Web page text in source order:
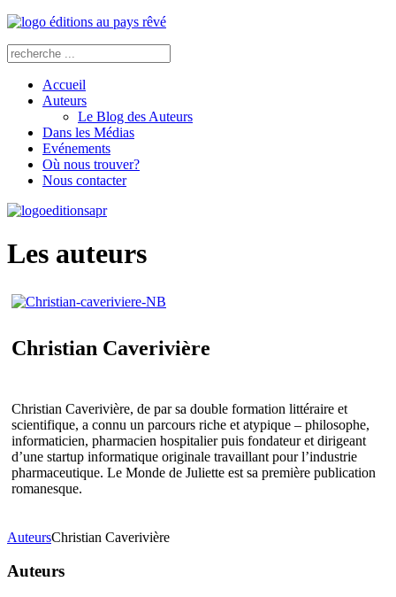
Accueil
Auteurs
Le Blog des Auteurs
Dans les Médias
Evénements
Où nous trouver?
Nous contacter
Les auteurs
Christian Caverivière
Christian Caverivière, de par sa double formation littéraire et
scientifique, a connu un parcours riche et atypique – philosophe,
informaticien, pharmacien hospitalier puis fondateur et dirigeant
d’une startup informatique originale travaillant pour l’industrie
pharmaceutique. Le Monde de Juliette est sa première publication
romanesque.
AuteursChristian Caverivière
Auteurs